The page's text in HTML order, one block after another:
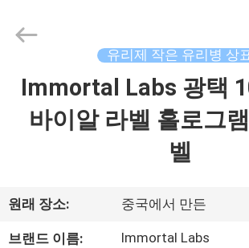
집
우
2017
Industry
유리제 작은 유리병 상
Immortal Labs 광택
바이알 라벨 홀로그
벨
원래 장소: 중국에서 만든
브랜드 이름: Immortal Labs